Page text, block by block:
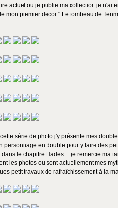
actuel ou je publie ma collection je n'ai
mon premier décor " Le tombeau de
cette série de photo j'y présente mes
personnage en double pour y faire des
dans le chapitre Hades ... je remercie ma
les photos ou sont actuellement mes
petit travaux de rafraîchissement à la